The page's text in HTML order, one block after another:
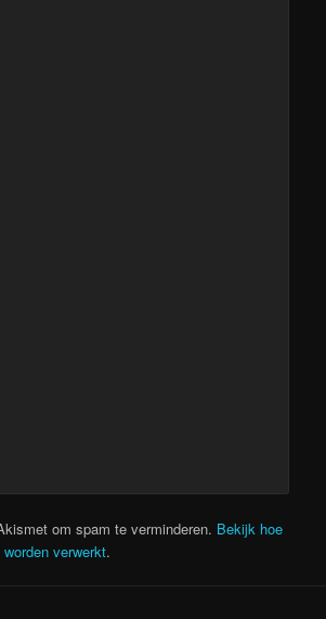
om spam te verminderen. Bekijk hoe
verwerkt.